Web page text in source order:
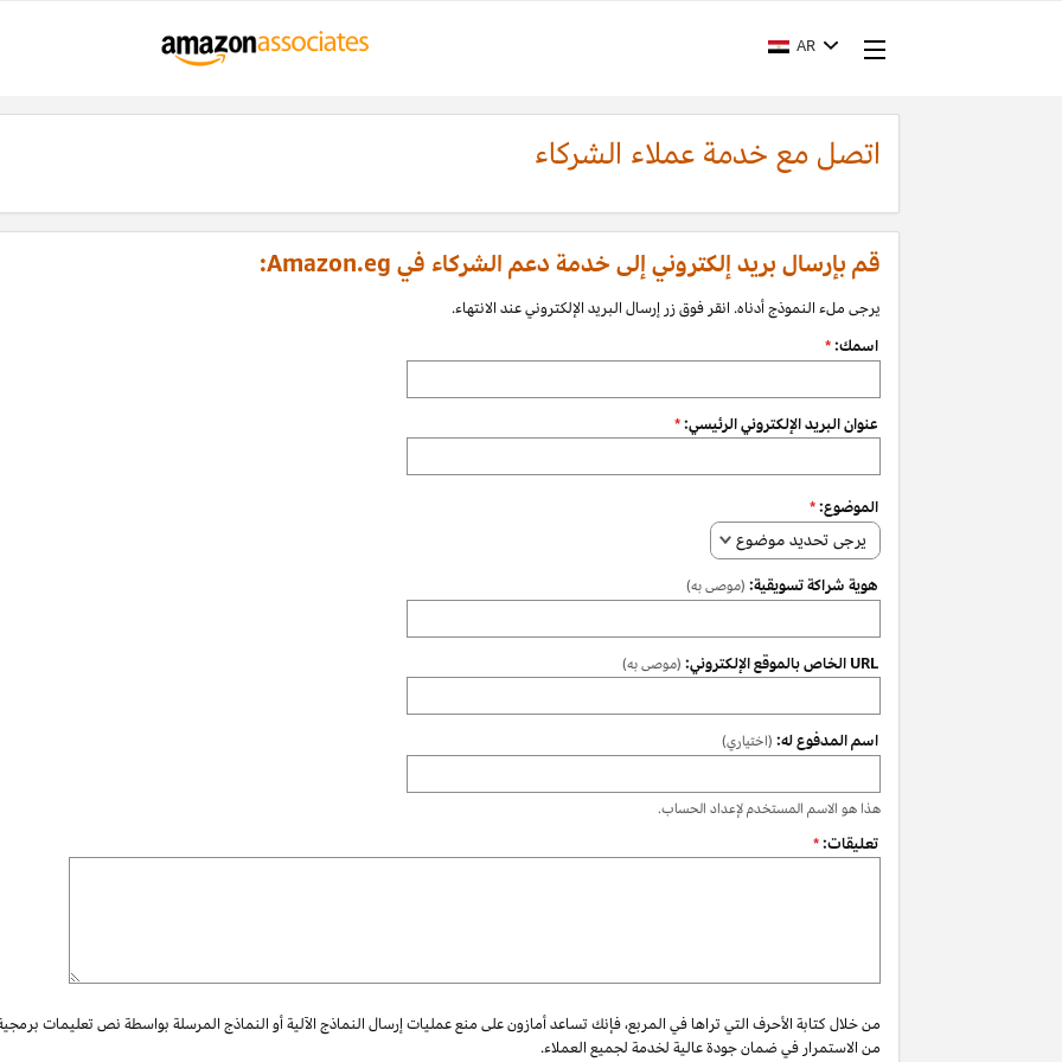
AR
اتصل مع خدمة عملاء الشركاء
قم بإرسال بريد إلكتروني إلى خدمة دعم الشركاء في Amazon.eg:
يرجى ملء النموذج أدناه. انقر فوق زر إرسال البريد الإلكتروني عند الانتهاء.
اسمك:*
عنوان البريد الإلكتروني الرئيسي:*
الموضوع:*
يرجى تحديد موضوع
هوية شراكة تسويقية: (موصى به)
URL الخاص بالموقع الإلكتروني: (موصى به)
اسم المدفوع له: (اختياري)
هذا هو الاسم المستخدم لإعداد الحساب.
تعليقات:*
من خلال كتابة الأحرف التي تراها في المربع، فإنك تساعد أمازون على منع عمليات إرسال النماذج الآلية أو النماذج المرسلة بواسطة نص تعليمات
من الاستمرار في ضمان جودة عالية لخدمة لجميع العملاء.